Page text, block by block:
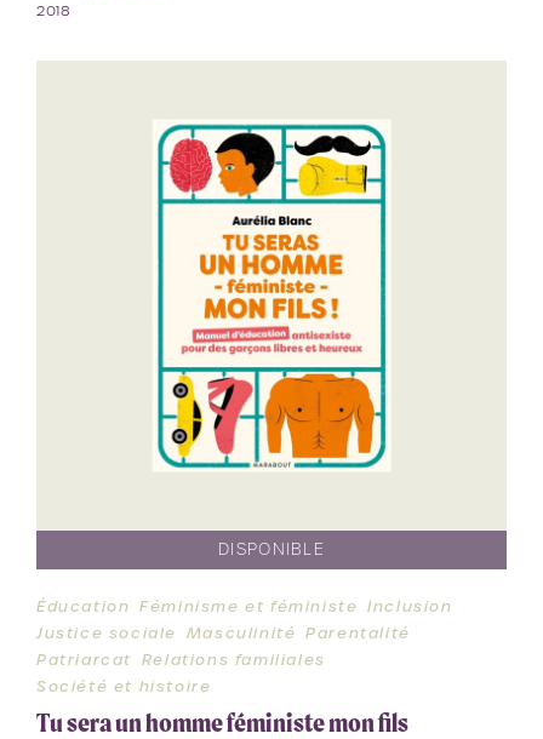
2018
DISPONIBLE
Éducation Féminisme et féministe Inclusion
Justice sociale
Masculinité Parentalité
Patriarcat
Relations familiales
Société et histoire
Tu sera un homme féministe mon fils